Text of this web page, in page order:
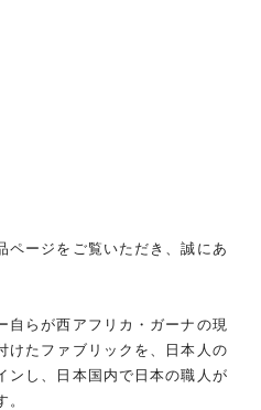
ページをご覧いただき、誠にあ
自らが西アフリカ・ガーナの現
けたファブリックを、日本人の
ンし、日本国内で日本の職人が